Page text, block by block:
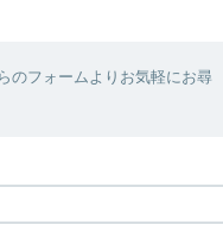
のフォームよりお気軽にお尋